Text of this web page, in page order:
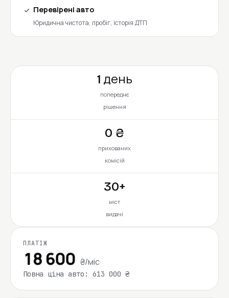
Перевірені авто
Юридична чистота, пробіг, історія ДТП
1 день
попереднє
рішення
0 ₴
прихованих
комісій
30+
міст
видачі
ПЛАТІЖ
18 600 ₴/міс
Повна ціна авто: 613 000 ₴